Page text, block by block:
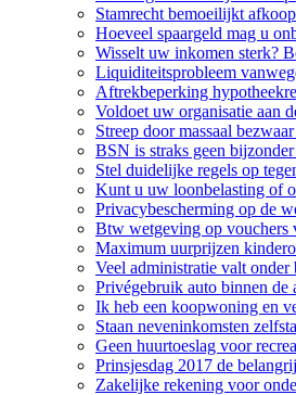
Stamrecht bemoeilijkt
Hoeveel spaargeld mag u
Wisselt uw inkomen sterk?
Liquiditeitsprobleem
Aftrekbeperking
Voldoet uw organisatie aan
Streep door massaal
BSN is straks geen
Stel duidelijke regels op
Kunt u uw loonbelasting of
Privacybescherming op de
Btw wetgeving op vouchers
Maximum uurprijzen
Veel administratie valt onder
Privégebruik auto binnen de
Ik heb een koopwoning en
Staan neveninkomsten
Geen huurtoeslag voor
Prinsjesdag 2017 de
Zakelijke rekening voor